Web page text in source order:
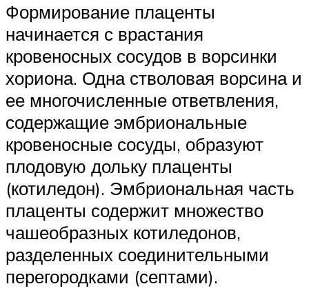
Формирование плаценты
начинается с врастания
кровеносных сосудов в ворсинки
хориона. Одна стволовая ворсина и
ее многочисленные ответвления,
содержащие эмбриональные
кровеносные сосуды, образуют
плодовую дольку плаценты
(котиледон). Эмбриональная часть
плаценты содержит множество
чашеобразных котиледонов,
разделенных соединительными
перегородками (септами).